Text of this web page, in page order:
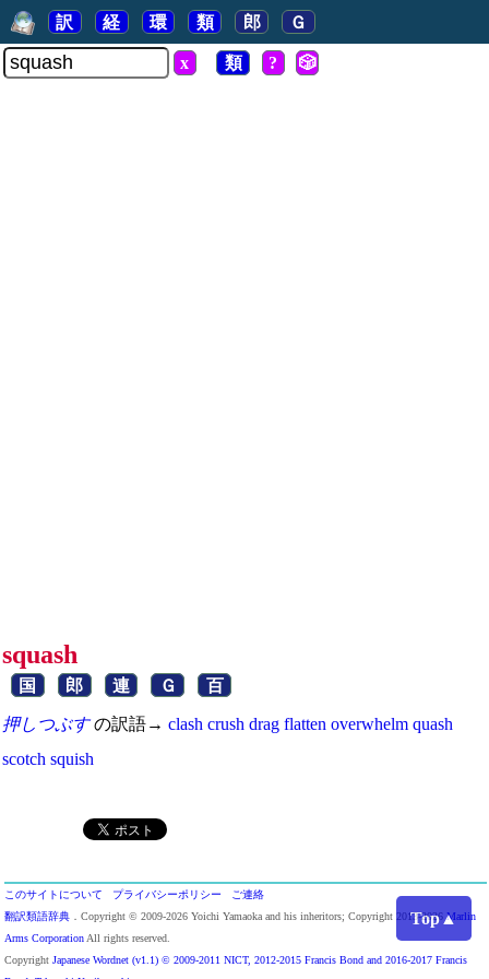
Top▲
訳 経 環 類 郎 Ｇ
x 類 ? 🎲
squash
国 郎 連 Ｇ 百
押しつぶすの訳語→ clash crush drag flatten overwhelm quash
scotch squish
このサイトについて プライバシーポリシー
ご連絡
翻訳類語辞典 ．Copyright © 2009-2026 Yoichi Yamaoka and his inheritors; Copyright 2013-2026 Marlin
Arms Corporation All rights reserved.
Copyright Japanese Wordnet (v1.1) © 2009-2011 NICT, 2012-2015 Francis Bond and 2016-2017 Francis